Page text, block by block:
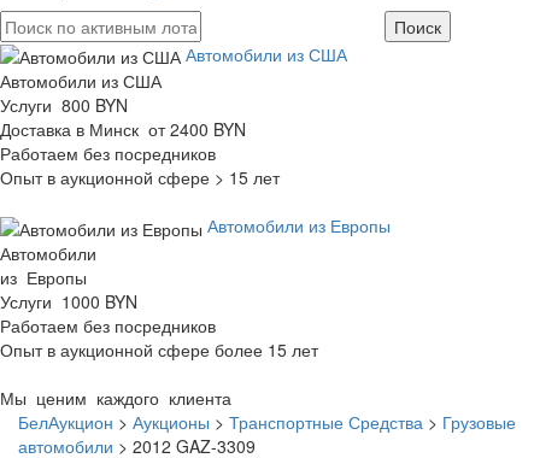
Автомобили из США
Автомобили из США
Услуги 800 BYN
Доставка в Минск от 2400 BYN
Работаем без посредников
Опыт в аукционной сфере > 15 лет
Автомобили из Европы
Автомобили
из Европы
Услуги 1000 BYN
Работаем без посредников
Опыт в аукционной сфере более 15 лет
Мы ценим каждого клиента
БелАукцион > Аукционы > Транспортные Средства > Грузовые
автомобили > 2012 GAZ-3309